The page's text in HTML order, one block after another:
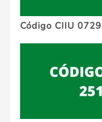
Código CIIU 0729